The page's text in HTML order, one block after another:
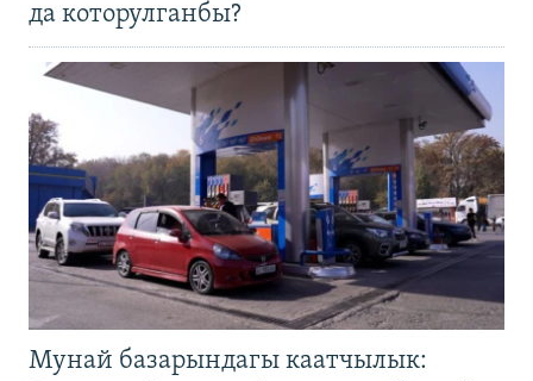
да которулганбы?
Мунай базарындагы каатчылык: